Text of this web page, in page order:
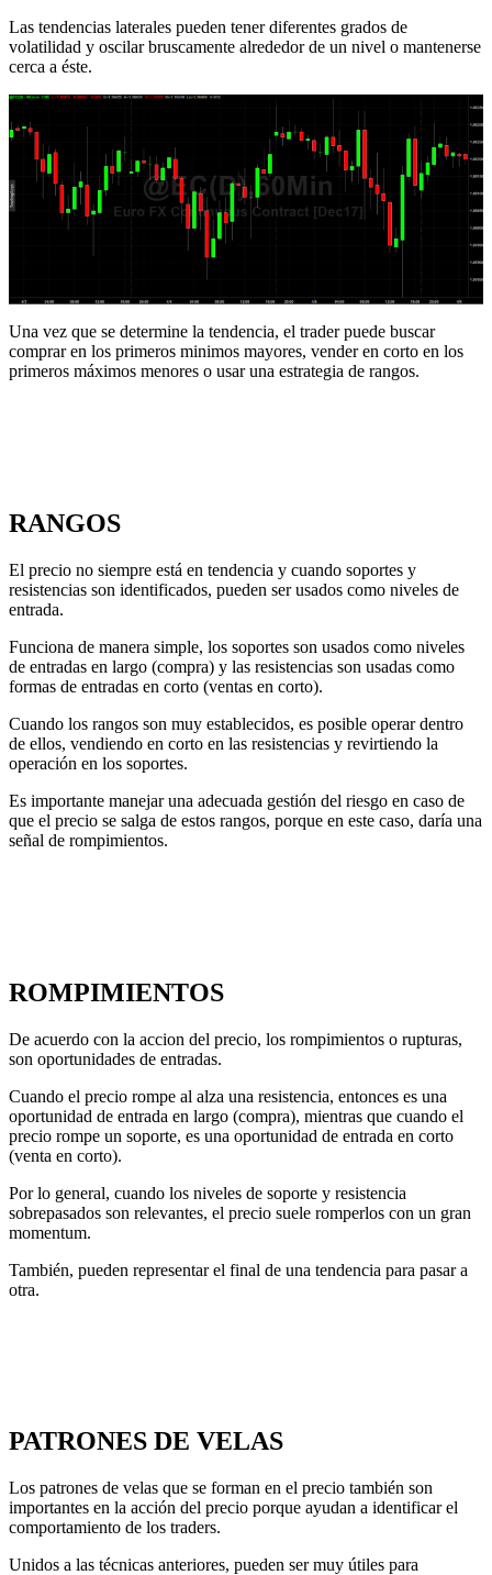
Las tendencias laterales pueden tener diferentes grados de
volatilidad y oscilar bruscamente alrededor de un nivel o mantenerse
cerca a éste.
Una vez que se determine la tendencia, el trader puede buscar
comprar en los primeros minimos mayores, vender en corto en los
primeros máximos menores o usar una estrategia de rangos.
RANGOS
El precio no siempre está en tendencia y cuando soportes y
resistencias son identificados, pueden ser usados como niveles de
entrada.
Funciona de manera simple, los soportes son usados como niveles
de entradas en largo (compra) y las resistencias son usadas como
formas de entradas en corto (ventas en corto).
Cuando los rangos son muy establecidos, es posible operar dentro
de ellos, vendiendo en corto en las resistencias y revirtiendo la
operación en los soportes.
Es importante manejar una adecuada gestión del riesgo en caso de
que el precio se salga de estos rangos, porque en este caso, daría una
señal de rompimientos.
ROMPIMIENTOS
De acuerdo con la accion del precio, los rompimientos o rupturas,
son oportunidades de entradas.
Cuando el precio rompe al alza una resistencia, entonces es una
oportunidad de entrada en largo (compra), mientras que cuando el
precio rompe un soporte, es una oportunidad de entrada en corto
(venta en corto).
Por lo general, cuando los niveles de soporte y resistencia
sobrepasados son relevantes, el precio suele romperlos con un gran
momentum.
También, pueden representar el final de una tendencia para pasar a
otra.
PATRONES DE VELAS
Los patrones de velas que se forman en el precio también son
importantes en la acción del precio porque ayudan a identificar el
comportamiento de los traders.
Unidos a las técnicas anteriores, pueden ser muy útiles para